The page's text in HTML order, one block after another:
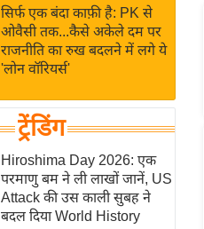
सिर्फ एक बंदा काफ़ी है: PK से
ओवैसी तक...कैसे अकेले दम पर
राजनीति का रुख बदलने में लगे ये
'लोन वॉरियर्स'
ट्रेंडिंग
Hiroshima Day 2026: एक
परमाणु बम ने ली लाखों जानें, US
Attack की उस काली सुबह ने
बदल दिया World History